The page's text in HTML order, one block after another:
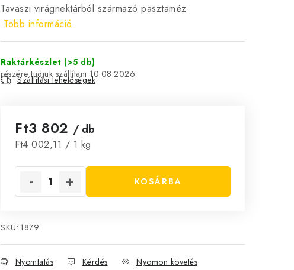
Tavaszi virágnektárból származó pasztaméz
Több információ
Raktárkészlet (>5 db)
10.08.2026
Szállítási lehetőségek
Ft3 802 / db
Egységár:
Ft4 002,11 / 1 kg
KOSÁRBA
SKU: 1879
Nyomtatás Kérdés
Nyomon követés